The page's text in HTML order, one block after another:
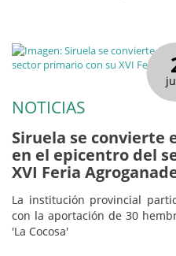
NOTICIAS
Siruela se convierte
en el epicentro del
XVI Feria
La institución provincial
con la aportación de 30
'La Cocosa'